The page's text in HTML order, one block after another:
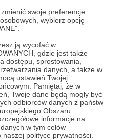
swoje preferencje
wybierz opcję
ją wycofać w
gdzie jest także
dostępu, sprostowania,
danych, a także w
ustawień Twojej
Pamiętaj, że w
Twoje dane będą mogły być
odbiorców danych z państw
Obszaru
informacje na
w tym celów
polityce prywatności.
Patronów!
Igor Janke. Układ
już teraz!